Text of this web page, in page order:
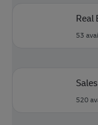
Real
53
520